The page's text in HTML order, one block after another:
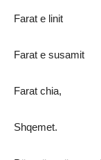
Farat e linit
Farat e susamit
Farat chia,
Shqemet.